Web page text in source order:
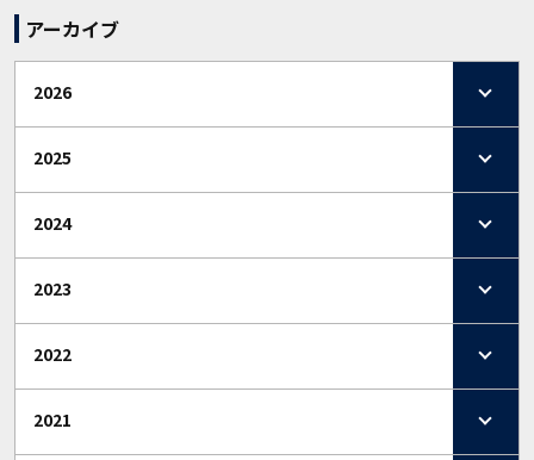
アーカイブ
2026
2025
2024
2023
2022
2021